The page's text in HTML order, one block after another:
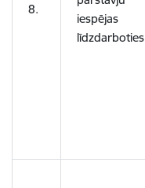
8.
iespējas
līdzdarboties